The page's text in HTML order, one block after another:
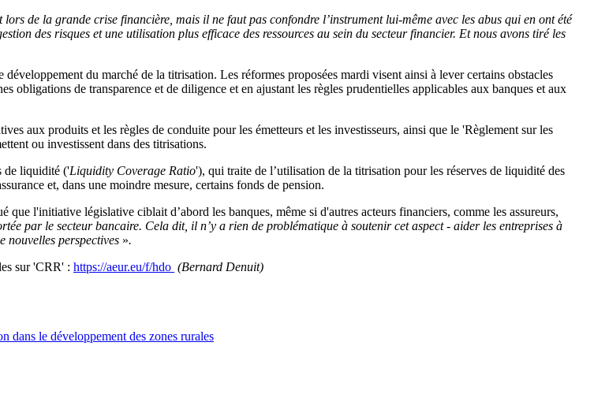
de la grande crise financière, mais il ne faut pas confondre l’instrument lui-même avec les abus qui en ont été
des risques et une utilisation plus efficace des ressources au sein du secteur financier. Et nous avons tiré les
du marché de la titrisation. Les réformes proposées mardi visent ainsi à lever certains obstacles
obligations de transparence et de diligence et en ajustant les règles prudentielles applicables aux banques et aux
aux produits et les règles de conduite pour les émetteurs et les investisseurs, ainsi que le 'Règlement sur les
ou investissent dans des titrisations.
de liquidité ('Liquidity Coverage Ratio'), qui traite de l’utilisation de la titrisation pour les réserves de liquidité des
et, dans une moindre mesure, certains fonds de pension.
l'initiative législative ciblait d’abord les banques, même si d'autres acteurs financiers, comme les assureurs,
par le secteur bancaire. Cela dit, il n’y a rien de problématique à soutenir cet aspect - aider les entreprises à
nouvelles perspectives ».
sur 'CRR' : https://aeur.eu/f/hdo (Bernard Denuit)
dans le développement des zones rurales